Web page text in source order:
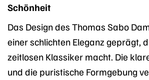
Schönheit
Das Design des Thomas Sabo
einer schlichten Eleganz geprägt,
zeitlosen Klassiker macht. Die
und die puristische Formgebung